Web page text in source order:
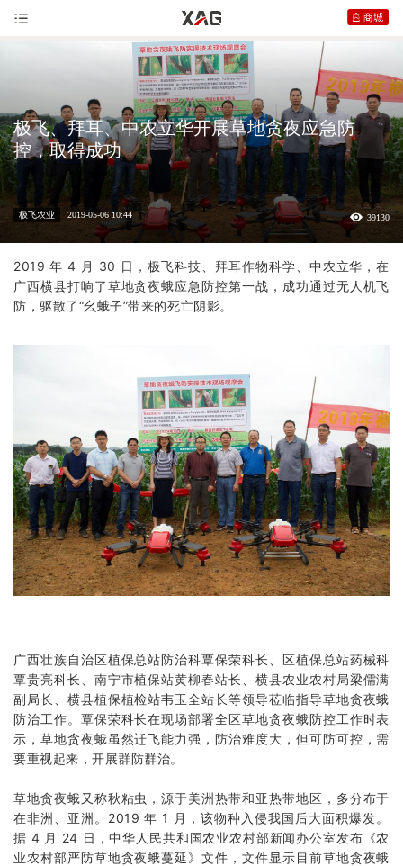
极飞、拜耳、中农立华开展草地贪夜应急防
控，取得成功
极飞农业 2019-05-06 10:44 39130
2019 年 4 月 30 日， 极飞科技、拜耳作物科学、中农立华，在
广西横县打响了草地贪夜蛾应急防控第一战，成功通过无人机飞
防，驱散了“幺蛾子”带来的死亡阴影。
广西壮族自治区植保总站防治科覃保荣科长、区植保总站药械科
覃贵亮科长、南宁市植保站黄柳春站长、横县农业农村局梁儒满
副局长、横县植保植检站韦玉全站长等领导莅临指导草地贪夜蛾
防治工作。覃保荣科长在现场部署全区草地贪夜蛾防控工作时表
示，草地贪夜蛾虽然迁飞能力强，防治难度大，但可防可控，需
要重视起来，开展群防群治。
草地贪夜蛾又称秋粘虫，源于美洲热带和亚热带地区，多分布于
在非洲、亚洲。2019 年 1 月，该物种入侵我国后大面积爆发。
据 4 月 24 日，中华人民共和国农业农村部新闻办公室发布《农
业农村部严防草地贪夜蛾蔓延》文件，文件显示目前草地贪夜蛾